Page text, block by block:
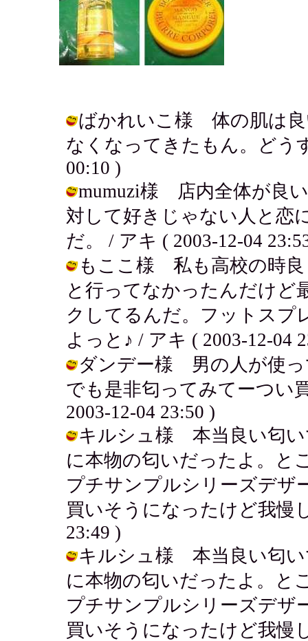
ばかれいこ様 体の肌は良
なくなってきたもん。どう
00:10 )
mumuzi様 店内全体が良
対して好きじゃない人と恋
だ。 / アキ ( 2003-12-04
もここ様 私も高校の時良
と行ってなかったんだけど
クしてるんだ。フットスプ
よっと♪ / アキ ( 2003-12-04
ダンデー様 男の人が使っ
でも是非匂ってみてーつい
2003-12-04 23:50 )
キルシュ様 本当良い匂い
に本物の匂いだったよ。と
プチサンプルシリーズデザ
買いそうになったけど我慢
23:49 )
キルシュ様 本当良い匂い
に本物の匂いだったよ。と
プチサンプルシリーズデザ
買いそうになったけど我慢